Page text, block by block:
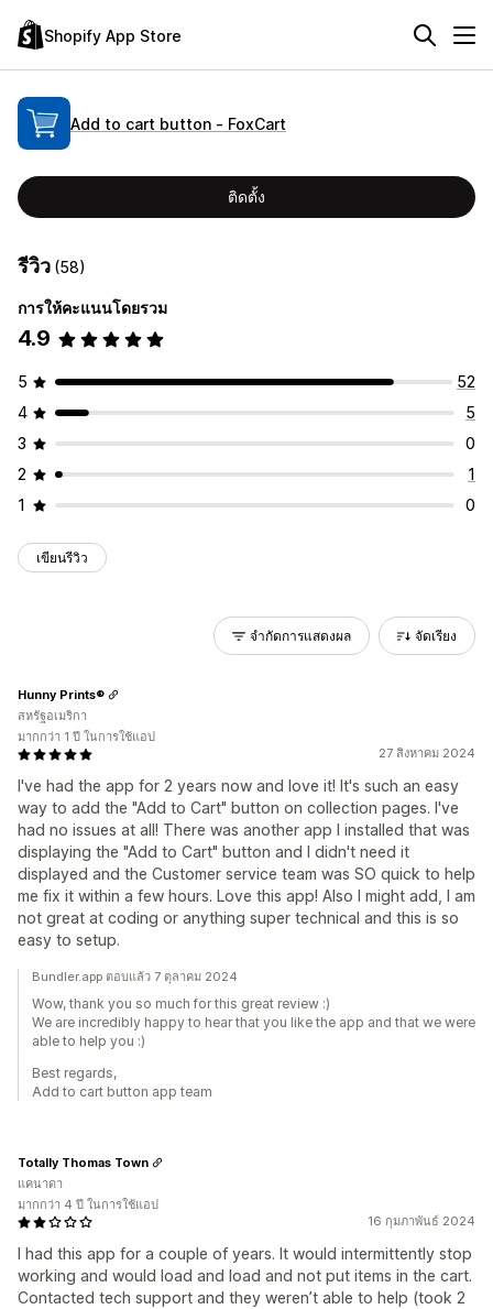
Shopify App Store
Add to cart button ‑ FoxCart
ติดตั้ง
รีวิว (58)
การให้คะแนนโดยรวม
4.9
5
52
4
5
3
0
2
1
1
0
เขียนรีวิว
จำกัดการแสดงผล จัดเรียง
27 สิงหาคม 2024
I've had the app for 2 years now and love it! It's such an easy
way to add the "Add to Cart" button on collection pages. I've
had no issues at all! There was another app I installed that was
displaying the "Add to Cart" button and I didn't need it
displayed and the Customer service team was SO quick to help
me fix it within a few hours. Love this app! Also I might add, I am
not great at coding or anything super technical and this is so
easy to setup.
Hunny Prints®
สหรัฐอเมริกา
มากกว่า 1 ปี ในการใช้แอป
Bundler.app ตอบแล้ว 7 ตุลาคม 2024
Wow, thank you so much for this great review :)
We are incredibly happy to hear that you like the app and that we were
able to help you :)
Best regards,
Add to cart button app team
16 กุมภาพันธ์ 2024
I had this app for a couple of years. It would intermittently stop
working and would load and load and not put items in the cart.
Contacted tech support and they weren’t able to help (took 2
Totally Thomas Town
แคนาดา
มากกว่า 4 ปี ในการใช้แอป